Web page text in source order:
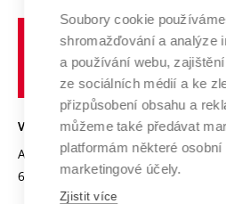
Výzkumné infrastruktury
Transfer znalostí
Open Science
Projekty
Projekty ze strukturálních fondů
Specifický výzkum
Spolupráce se školami
Služby univerzity
Mezinárodní dohody
Univerzitní sítě
Profil univerzity
Udržitelná univerzita
Podnikavá univerzita / ContriBUTe
Bezpečná univerzita
Vyznamenání
Organizační struktura
VYSOKÉ UČENÍ TECHNICKÉ V BRNĚ
Antonínská 548/1
602 00 Brno
www.vut.cz
vut@vutbr.cz
Soubory cookie
shromažďování a analýze
a používání webu,
ze sociálních médií a ke
přizpůsobení obsahu a
můžeme také předávat
platformám některé osobní
marketingové účely.
Zjistit více